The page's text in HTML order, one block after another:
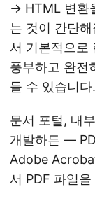
→ HTML 변환
는 것이 간단
서 기본적으로
풍부하고 완전
들 수 있습니다.
문서 포털, 내
개발하든 —
Adobe
서 PDF 파일